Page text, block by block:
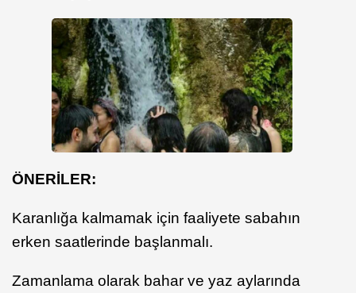
ÖNERİLER:
Karanlığa kalmamak için faaliyete sabahın
erken saatlerinde başlanmalı.
Zamanlama olarak bahar ve yaz aylarında